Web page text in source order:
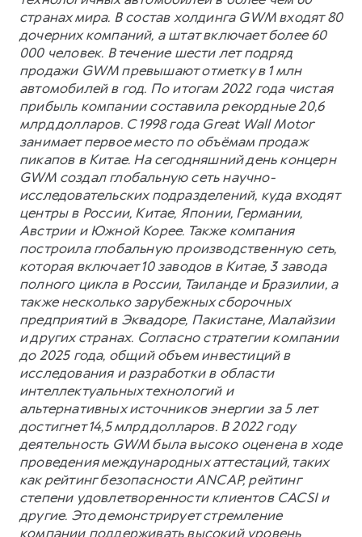
странах мира. В состав холдинга GWM входят 80
дочерних компаний, а штат включает более 60
000 человек. В течение шести лет подряд
продажи GWM превышают отметку в 1 млн
автомобилей в год. По итогам 2022 года чистая
прибыль компании составила рекордные 20,6
млрд долларов. С 1998 года Great Wall Motor
занимает первое место по объёмам продаж
пикапов в Китае. На сегодняшний день концерн
GWM создал глобальную сеть научно-
исследовательских подразделений, куда входят
центры в России, Китае, Японии, Германии,
Австрии и Южной Корее. Также компания
построила глобальную производственную сеть,
которая включает 10 заводов в Китае, 3 завода
полного цикла в России, Таиланде и Бразилии, а
также несколько зарубежных сборочных
предприятий в Эквадоре, Пакистане, Малайзии
и других странах. Согласно стратегии компании
до 2025 года, общий объем инвестиций в
исследования и разработки в области
интеллектуальных технологий и
альтернативных источников энергии за 5 лет
достигнет 14,5 млрд долларов. В 2022 году
деятельность GWM была высоко оценена в ходе
проведения международных аттестаций, таких
как рейтинг безопасности ANCAP, рейтинг
степени удовлетворенности клиентов CACSI и
другие. Это демонстрирует стремление
компании поддерживать высокий уровень